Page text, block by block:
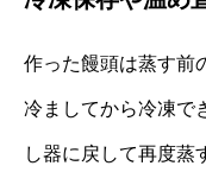
作った饅頭は蒸す前
冷ましてから冷凍で
し器に戻して再度蒸